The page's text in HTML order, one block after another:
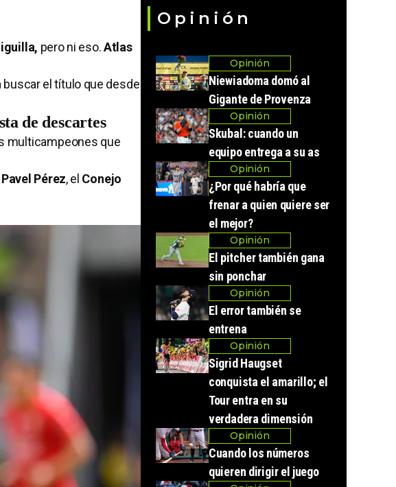
pero ni eso.Atlas
el título que desde
de descartes
multicampeones que
Pérez, el Conejo
Opinión
Opinión
Niewiadoma domó al
Gigante de Provenza
Opinión
Skubal: cuando un
equipo entrega a su as
Opinión
¿Por qué habría que
frenar a quien quiere ser
el mejor?
Opinión
El pitcher también gana
sin ponchar
Opinión
El error también se
entrena
Opinión
Sigrid Haugset
conquista el amarillo; el
Tour entra en su
verdadera dimensión
Opinión
Cuando los números
quieren dirigir el juego